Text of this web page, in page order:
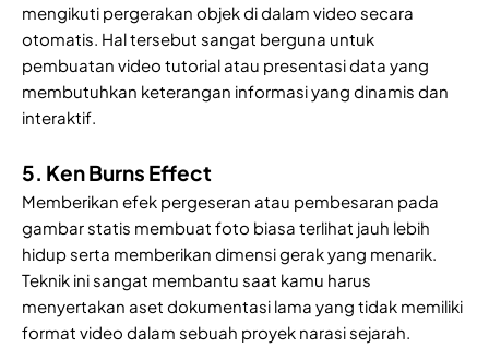
mengikuti pergerakan objek di dalam video secara
otomatis. Hal tersebut sangat berguna untuk
pembuatan video tutorial atau presentasi data yang
membutuhkan keterangan informasi yang dinamis dan
interaktif.
5. Ken Burns Effect
Memberikan efek pergeseran atau pembesaran pada
gambar statis membuat foto biasa terlihat jauh lebih
hidup serta memberikan dimensi gerak yang menarik.
Teknik ini sangat membantu saat kamu harus
menyertakan aset dokumentasi lama yang tidak memiliki
format video dalam sebuah proyek narasi sejarah.